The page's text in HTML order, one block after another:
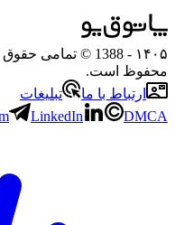
۱۴۰۵
- 1388 © تمامی
محفوظ است.
ارتباط با ما
تبلیغات
LinkedIn DMCA